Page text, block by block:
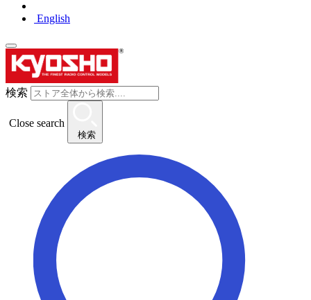
English
検索
Close search
検索